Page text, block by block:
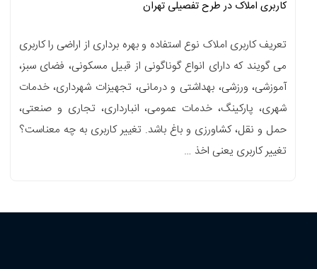
کاربری املاک در طرح تفصیلی تهران
تعریف کاربری املاک نوع استفاده و بهره برداری از اراضی را کاربری
می گویند که دارای انواع گوناگونی از قبیل مسکونی، فضای سبز،
آموزشی، ورزشی، بهداشتی و درمانی، تجهیزات شهرداری، خدمات
شهری، پارکینگ، خدمات عمومی، انبارداری، تجاری و صنعتی،
حمل و نقل، کشاورزی و باغ باشد. تغییر کاربری به چه معناست؟
تغییر کاربری یعنی اخذ …